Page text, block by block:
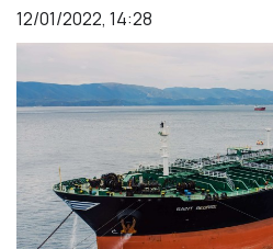
12/01/2022, 14:28